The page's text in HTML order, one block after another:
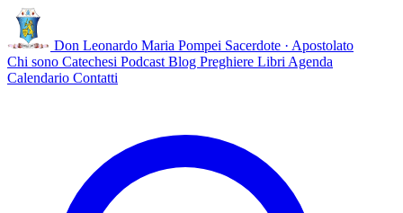
Don Leonardo Maria Pompei Sacerdote · Apostolato
Chi sono Catechesi Podcast Blog Preghiere Libri Agenda
Calendario Contatti